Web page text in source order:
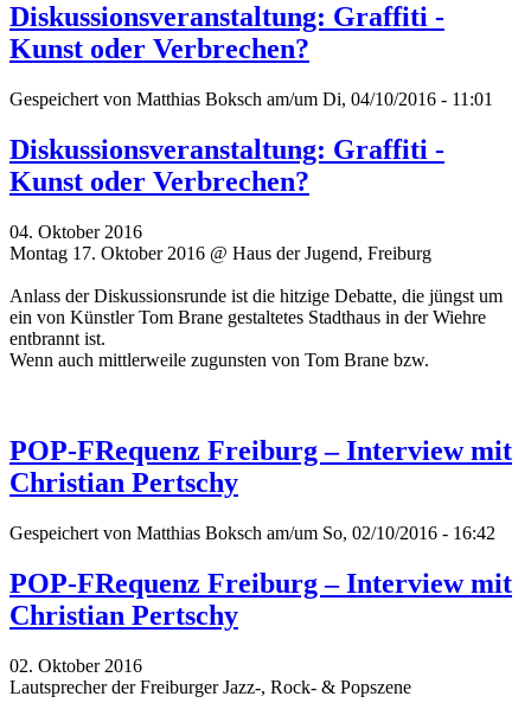
Diskussionsveranstaltung: Graffiti -
Kunst oder Verbrechen?
Gespeichert von Matthias Boksch am/um Di, 04/10/2016 - 11:01
Diskussionsveranstaltung: Graffiti -
Kunst oder Verbrechen?
04. Oktober 2016
Montag 17. Oktober 2016 @ Haus der Jugend, Freiburg
Anlass der Diskussionsrunde ist die hitzige Debatte, die jüngst um
ein von Künstler Tom Brane gestaltetes Stadthaus in der Wiehre
entbrannt ist.
Wenn auch mittlerweile zugunsten von Tom Brane bzw.
POP-FRequenz Freiburg – Interview mit
Christian Pertschy
Gespeichert von Matthias Boksch am/um So, 02/10/2016 - 16:42
POP-FRequenz Freiburg – Interview mit
Christian Pertschy
02. Oktober 2016
Lautsprecher der Freiburger Jazz-, Rock- & Popszene